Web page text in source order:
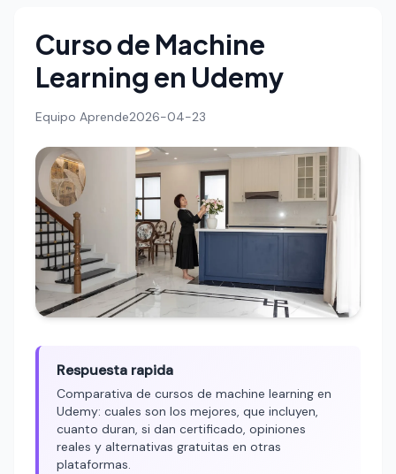
Curso de Machine
Learning en Udemy
Equipo Aprende2026-04-23
Respuesta rapida
Comparativa de cursos de machine learning en
Udemy: cuales son los mejores, que incluyen,
cuanto duran, si dan certificado, opiniones
reales y alternativas gratuitas en otras
plataformas.